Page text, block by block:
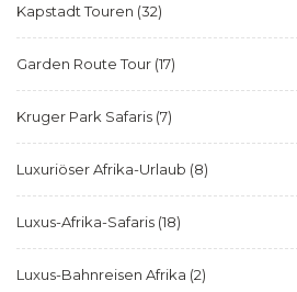
Kapstadt Touren (32)
Garden Route Tour (17)
Kruger Park Safaris (7)
Luxuriöser Afrika-Urlaub (8)
Luxus-Afrika-Safaris (18)
Luxus-Bahnreisen Afrika (2)